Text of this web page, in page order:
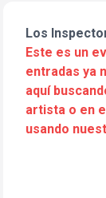
Los
Este es un
entradas ya
aquí
artista o en
usando